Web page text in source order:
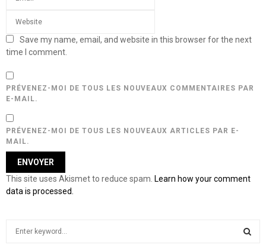
Save my name, email, and website in this browser for the next
time I comment.
PRÉVENEZ-MOI DE TOUS LES NOUVEAUX COMMENTAIRES PAR
E-MAIL.
PRÉVENEZ-MOI DE TOUS LES NOUVEAUX ARTICLES PAR E-
MAIL.
This site uses Akismet to reduce spam. Learn how your comment
data is processed.